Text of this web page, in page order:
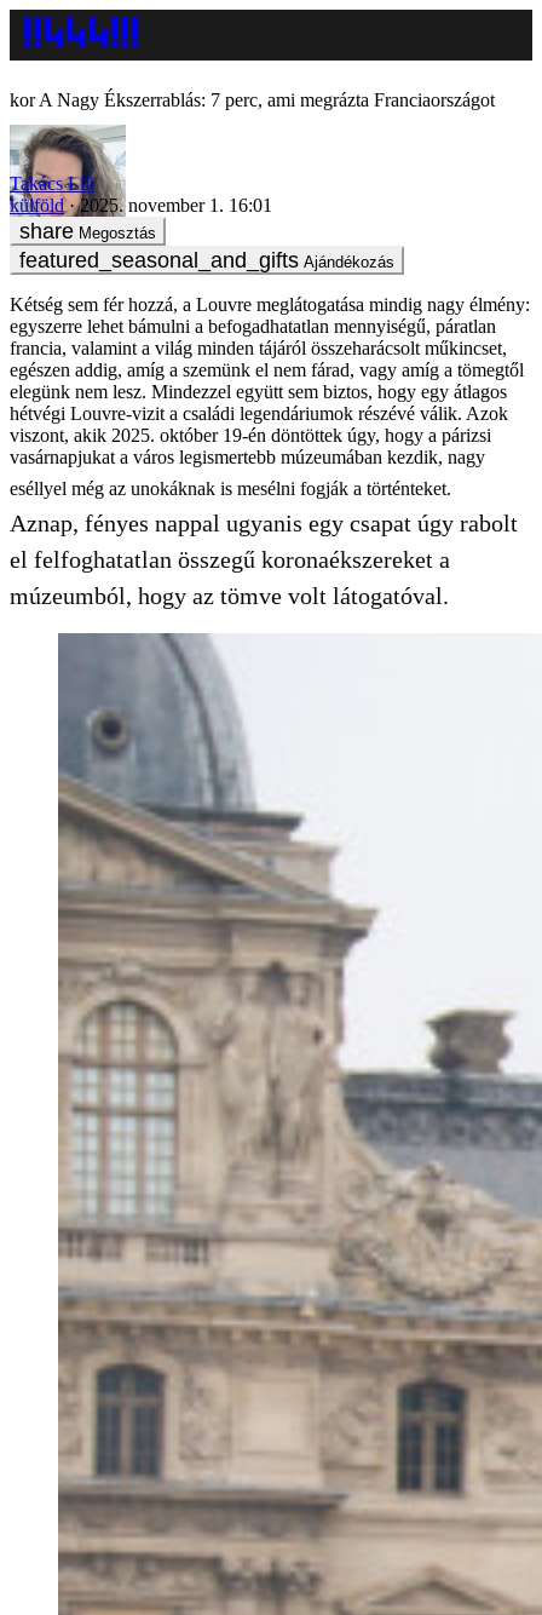
A Nagy Ékszerrablás: 7 perc, ami megrázta Franciaországot
Takács Lili
külföld
2025. november 1. 16:01
Megosztás
Ajándékozás
Kétség sem fér hozzá, a Louvre meglátogatása mindig nagy élmény:
egyszerre lehet bámulni a befogadhatatlan mennyiségű, páratlan
francia, valamint a világ minden tájáról összeharácsolt műkincset,
egészen addig, amíg a szemünk el nem fárad, vagy amíg a tömegtől
elegünk nem lesz. Mindezzel együtt sem biztos, hogy egy átlagos
hétvégi Louvre-vizit a családi legendáriumok részévé válik. Azok
viszont, akik 2025. október 19-én döntöttek úgy, hogy a párizsi
vasárnapjukat a város legismertebb múzeumában kezdik, nagy
eséllyel még az unokáknak is mesélni fogják a történteket.
Aznap, fényes nappal ugyanis egy csapat úgy rabolt
el felfoghatatlan összegű koronaékszereket a
múzeumból, hogy az tömve volt látogatóval.